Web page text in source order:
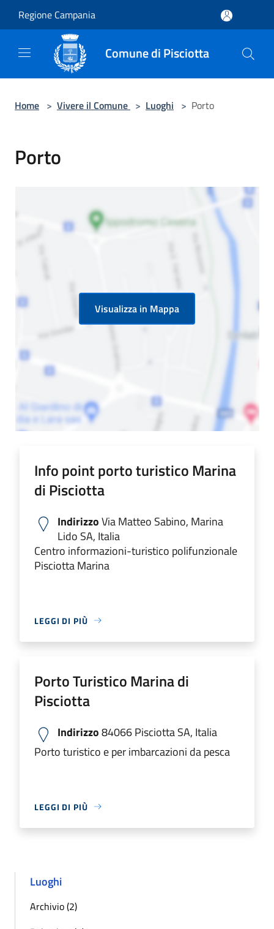
Regione Campania
Comune di Pisciotta
Home > Vivere il Comune > Luoghi > Porto
Porto
Visualizza in Mappa
Info point porto turistico Marina
di Pisciotta
IndirizzoVia Matteo Sabino, Marina
Lido SA, Italia
Centro informazioni-turistico polifunzionale
Pisciotta Marina
LEGGI DI PIÙ
Porto Turistico Marina di
Pisciotta
Indirizzo84066 Pisciotta SA, Italia
Porto turistico e per imbarcazioni da pesca
LEGGI DI PIÙ
Luoghi
Archivio (2)